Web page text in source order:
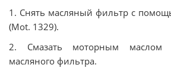
1. Снять масляный фильтр с
(Mot. 1329).
2. Смазать моторным маслом
масляного фильтра.